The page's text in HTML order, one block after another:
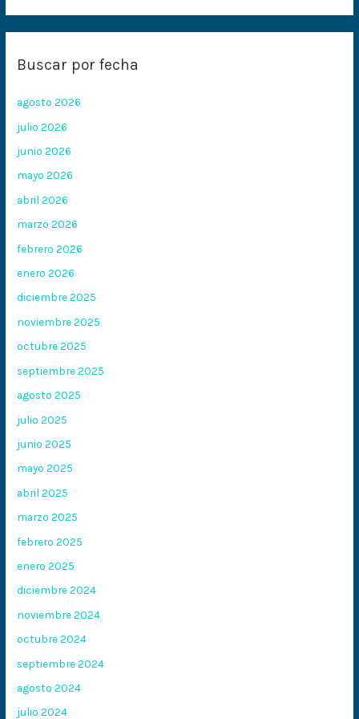
Buscar por fecha
agosto 2026
julio 2026
junio 2026
mayo 2026
abril 2026
marzo 2026
febrero 2026
enero 2026
diciembre 2025
noviembre 2025
octubre 2025
septiembre 2025
agosto 2025
julio 2025
junio 2025
mayo 2025
abril 2025
marzo 2025
febrero 2025
enero 2025
diciembre 2024
noviembre 2024
octubre 2024
septiembre 2024
agosto 2024
julio 2024